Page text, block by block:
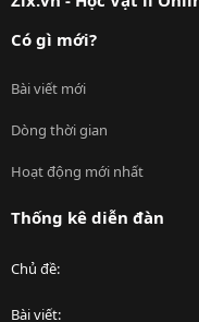
Có gì mới?
Bài viết mới
Dòng thời gian
Hoạt động mới nhất
Thống kê diễn đàn
Chủ đề
Bài viết